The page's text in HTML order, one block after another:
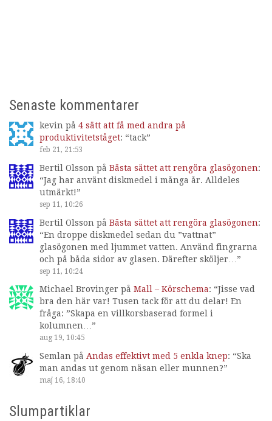
Senaste kommentarer
kevin på 4 sätt att få med andra på
produktivitetståget: “tack”
feb 21, 21:53
Bertil Olsson på Bästa sättet att rengöra glasögonen:
“Jag har använt diskmedel i många år. Alldeles
utmärkt!”
sep 11, 10:26
Bertil Olsson på Bästa sättet att rengöra glasögonen:
“En droppe diskmedel sedan du ”vattnat”
glasögonen med ljummet vatten. Använd fingrarna
och på båda sidor av glasen. Därefter sköljer… ”
sep 11, 10:24
Michael Brovinger på Mall – Körschema: “Jisse vad
bra den här var! Tusen tack för att du delar! En
fråga: ”Skapa en villkorsbaserad formel i
kolumnen…”
aug 19, 10:45
Semlan på Andas effektivt med 5 enkla knep: “Ska
man andas ut genom näsan eller munnen?”
maj 16, 18:40
Slumpartiklar